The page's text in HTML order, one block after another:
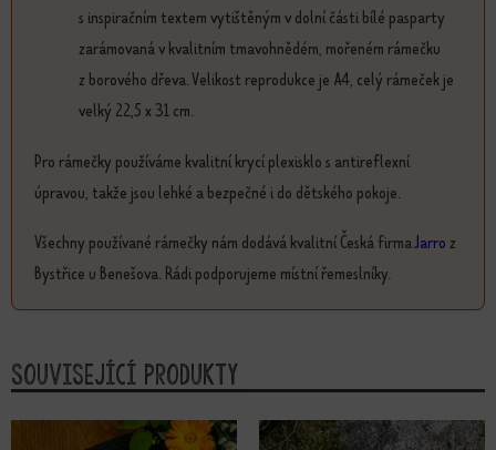
s inspiračním textem vytištěným v dolní části bílé pasparty
zarámovaná v kvalitním tmavohnědém, mořeném rámečku
z borového dřeva. Velikost reprodukce je A4, celý rámeček je
velký 22,5 x 31 cm.
Pro rámečky používáme kvalitní krycí plexisklo s antireflexní
úpravou, takže jsou lehké a bezpečné i do dětského pokoje.
Všechny používané rámečky nám dodává kvalitní Česká firmaJarroz
Bystřice u Benešova. Rádi podporujeme místní řemeslníky.
Související produkty